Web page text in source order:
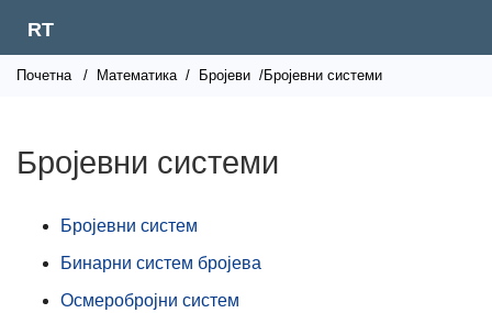
RT
Почетна / Математика / Бројеви /Бројевни системи
Бројевни системи
Бројевни систем
Бинарни систем бројева
Осмеробројни систем